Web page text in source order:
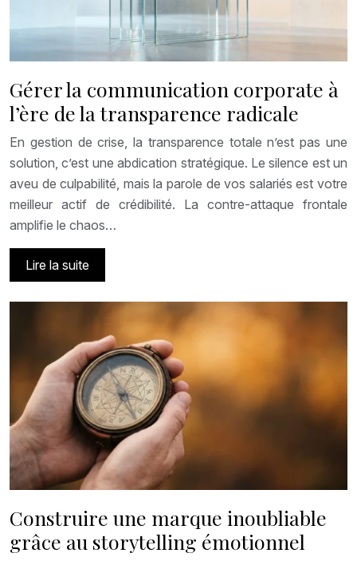
Gérer la communication corporate à
l’ère de la transparence radicale
En gestion de crise, la transparence totale n’est pas une
solution, c’est une abdication stratégique. Le silence est un
aveu de culpabilité, mais la parole de vos salariés est votre
meilleur actif de crédibilité. La contre-attaque frontale
amplifie le chaos…
Lire la suite
Construire une marque inoubliable
grâce au storytelling émotionnel